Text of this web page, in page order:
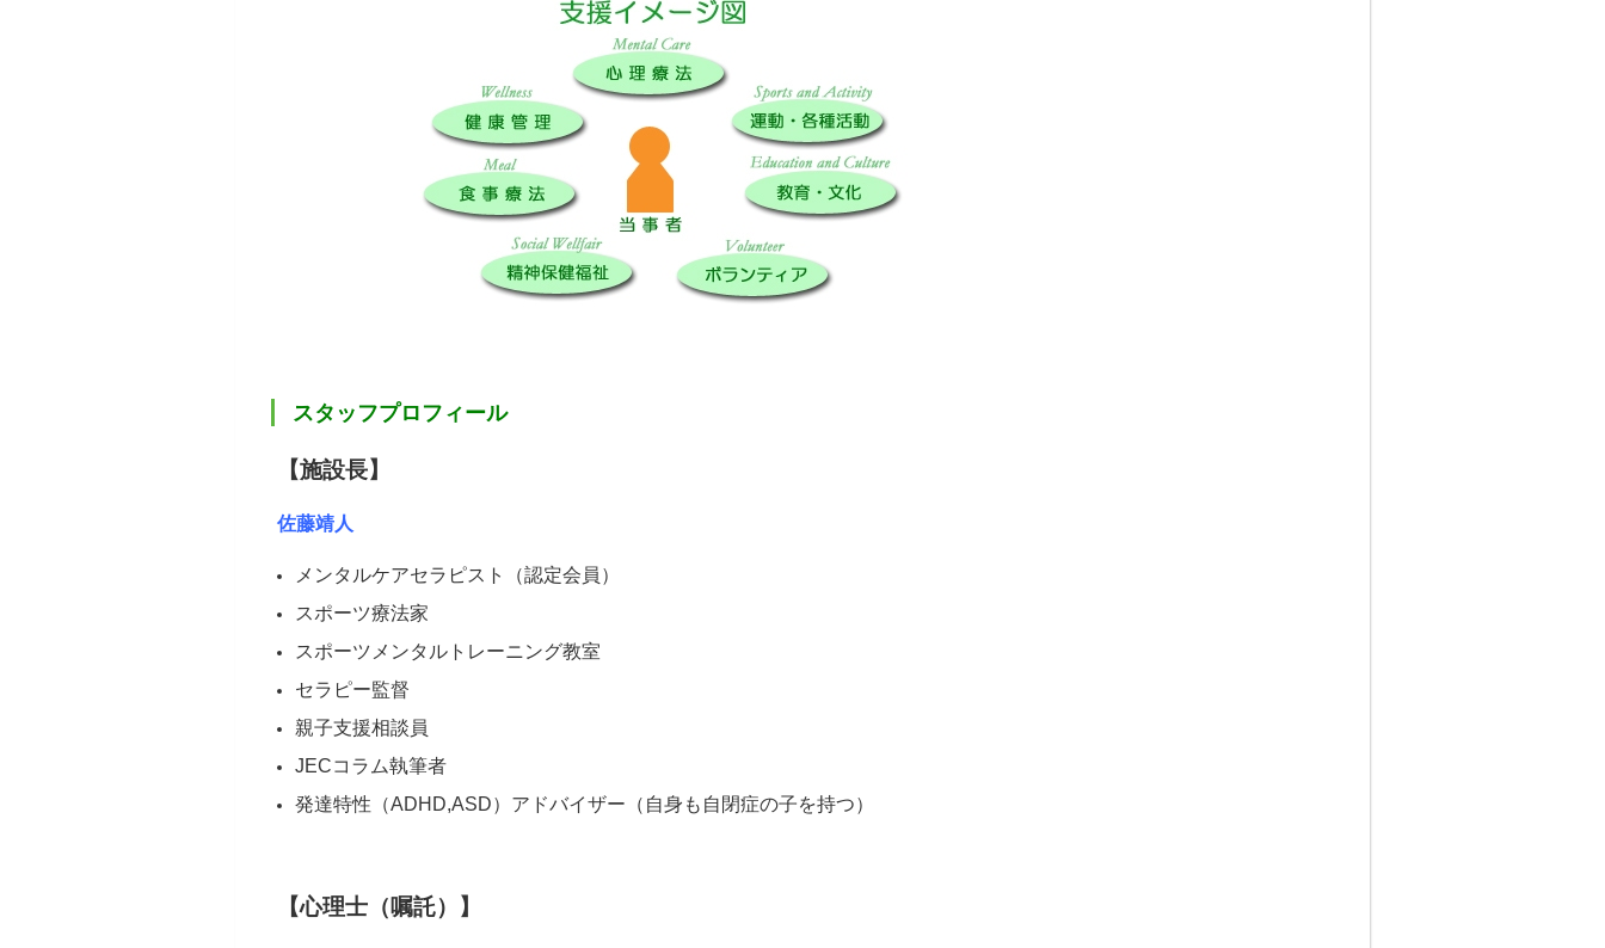
スタッフプロフィール
【施設長】
佐藤靖人
メンタルケアセラピスト（認定会員）
スポーツ療法家
スポーツメンタルトレーニング教室
セラピー監督
親子支援相談員
JECコラム執筆者
発達特性（ADHD,ASD）アドバイザー（自身も自閉症の子を持つ）
【心理士（嘱託）】